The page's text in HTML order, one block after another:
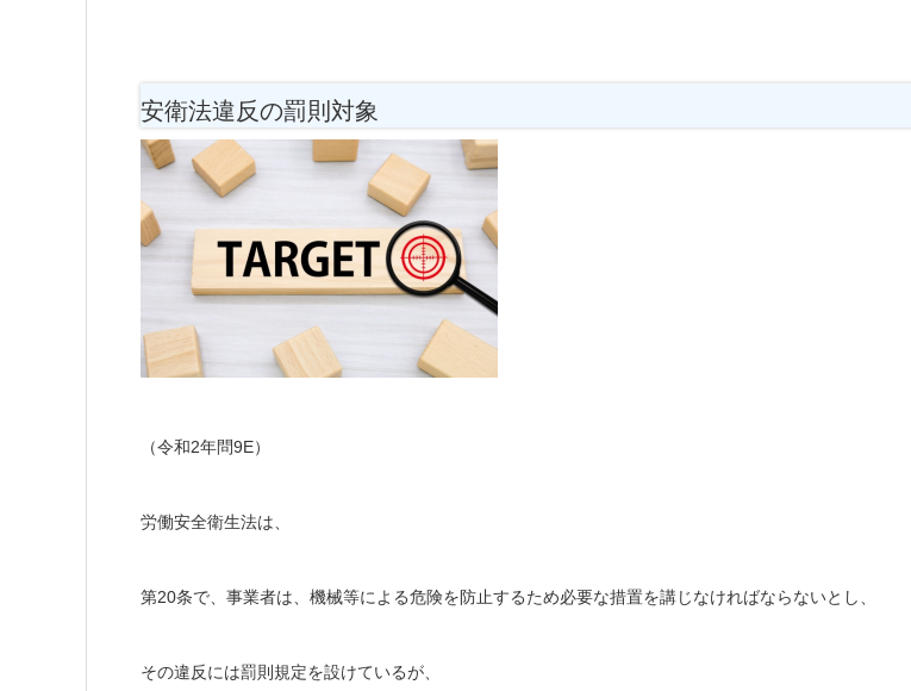
安衛法違反の罰則対象
（令和2年問9E）
労働安全衛生法は、
第20条で、事業者は、機械等による危険を防止するため必要な措置を講じなければならないとし、
その違反には罰則規定を設けているが、